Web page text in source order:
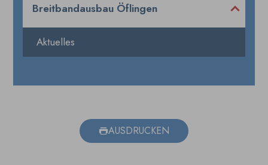
Breitbandausbau Öflingen
Aktuelles
AUSDRUCKEN